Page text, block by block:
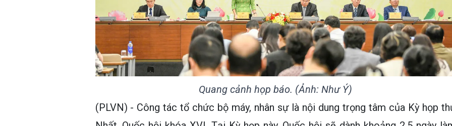
Quang cảnh họp báo. (Ảnh: Như Ý)
(PLVN) - Công tác tổ chức bộ máy, nhân sự là nội dung trọng tâm của Kỳ họp